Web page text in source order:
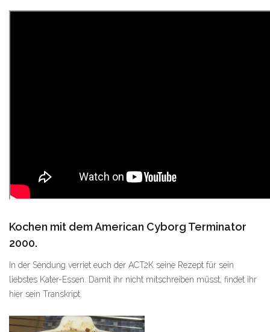
Kochen mit dem American Cyborg Terminator
2000.
In der Sendung verriet euch der ACT2K seine Rezept für sein
liebstes Kater-Essen. Damit ihr nicht mitschreiben müsst, findet ihr
hier sein Transkript.